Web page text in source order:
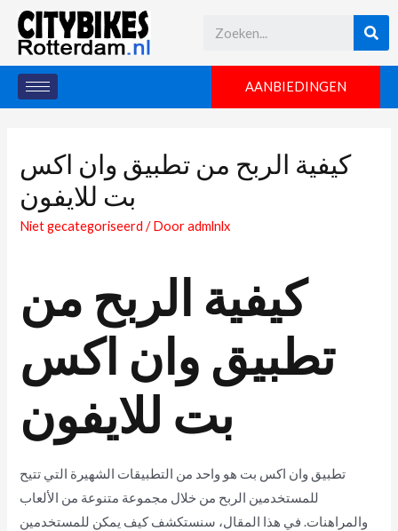
AANBIEDINGEN
كيفية الربح من تطبيق وان اكس
بت للايفون
Niet gecategoriseerd / Dooradmlnlx
كيفية الربح من
تطبيق وان اكس
بت للايفون
تطبيق وان اكس بت هو واحد من التطبيقات الشهيرة التي تتيح
للمستخدمين الربح من خلال مجموعة متنوعة من الألعاب
والمراهنات. في هذا المقال، سنستكشف كيف يمكن للمستخدمين